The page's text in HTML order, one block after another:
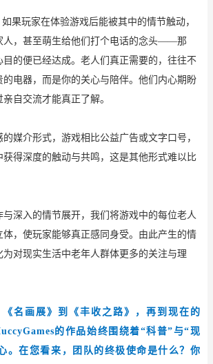
果玩家在体验游戏后能被其中的情节触动，
，甚至萌生给他们打个电话的念头——那
目的便已经达成。老人们真正需要的，往往不
电器，而是你的关心与陪伴。他们内心期盼
自交流才能真正了解。
媒介形式，游戏相比公益广告或文字口号，
获得深度的触动与共鸣，这是其他形式难以比
深入的情节展开，我们将游戏中的每位老人
，使玩家能够真正感同身受。由此产生的情
对现实生活中老年人群体更多的关注与理
名画展》到《丰收之路》，再到现在的
的作品始终围绕着“科普”与“现
。在您看来，团队的终极使命是什么？你